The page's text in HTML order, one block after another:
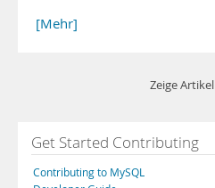
[Mehr]
Zeige Artikel
Get Started Contributing
Contributing to MySQL